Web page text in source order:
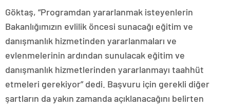
Göktaş, “Programdan yararlanmak isteyenlerin
Bakanlığımızın evlilik öncesi sunacağı eğitim ve
danışmanlık hizmetinden yararlanmaları ve
evlenmelerinin ardından sunulacak eğitim ve
danışmanlık hizmetlerinden yararlanmayı taahhüt
etmeleri gerekiyor” dedi. Başvuru için gerekli diğer
şartların da yakın zamanda açıklanacağını belirten